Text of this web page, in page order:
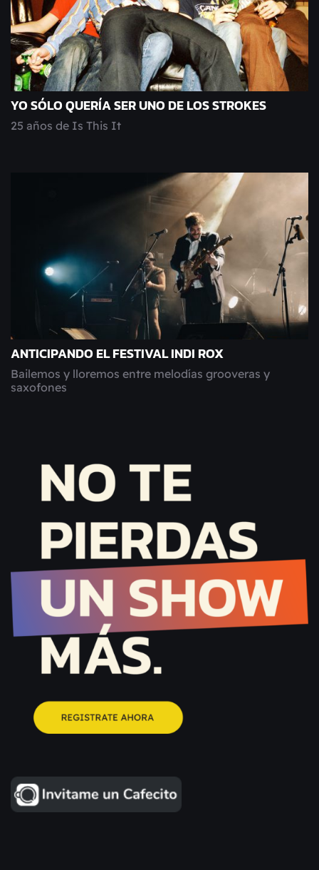
YO SÓLO QUERÍA SER UNO DE LOS STROKES
25 años de Is This It
ANTICIPANDO EL FESTIVAL INDI ROX
Bailemos y lloremos entre melodías grooveras y
saxofones